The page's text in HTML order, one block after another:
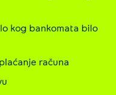
kog bankomata bilo
računa